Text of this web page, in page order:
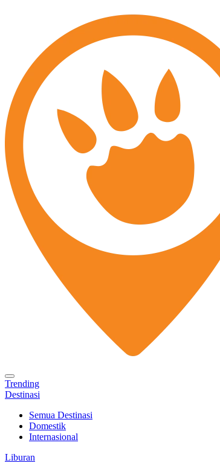
Trending
Destinasi
Semua Destinasi
Domestik
Internasional
Liburan